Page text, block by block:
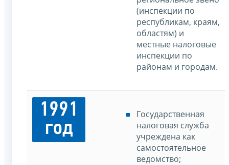
(инспекции по
республикам, краям,
областям) и
местные налоговые
инспекции по
районам и городам.
1991
год
Государственная
налоговая служба
учреждена как
самостоятельное
ведомство;